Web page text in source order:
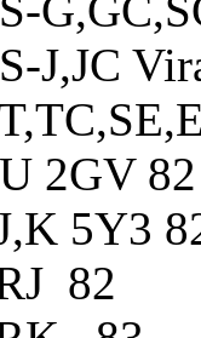
J,JC
2GV 82
5Y3
82